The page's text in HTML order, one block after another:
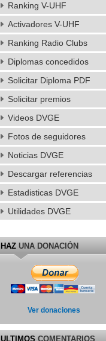
Ranking V-UHF
Activadores V-UHF
Ranking Radio Clubs
Diplomas concedidos
Solicitar Diploma PDF
Solicitar premios
Videos DVGE
Fotos de seguidores
Noticias DVGE
Descargar referencias
Estadisticas DVGE
Utilidades DVGE
HAZUNA DONACIÓN
Ver donaciones
ULTIMOSCOMENTARIOS